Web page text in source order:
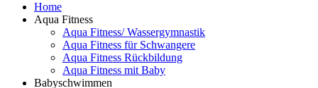
Home
Aqua Fitness
Aqua Fitness/ Wassergymnastik
Aqua Fitness für Schwangere
Aqua Fitness Rückbildung
Aqua Fitness mit Baby
Babyschwimmen